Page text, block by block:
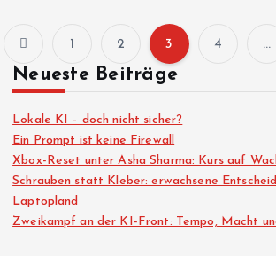
i
t
e
1 2 3 4 …
Neueste Beiträge
Lokale KI – doch nicht sicher?
Ein Prompt ist keine Firewall
Xbox-Reset unter Asha Sharma: Kurs auf
Schrauben statt Kleber: erwachsene
Laptopland
Zweikampf an der KI-Front: Tempo, Macht